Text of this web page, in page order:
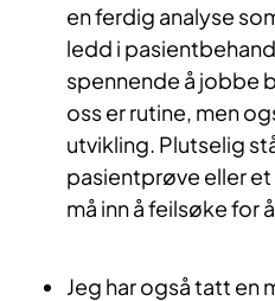
en ferdig analyse
ledd i
spennende å jobbe
oss er rutine, men
utvikling. Plutselig
pasientprøve eller
må inn å feilsøke for
Jeg har også tatt en